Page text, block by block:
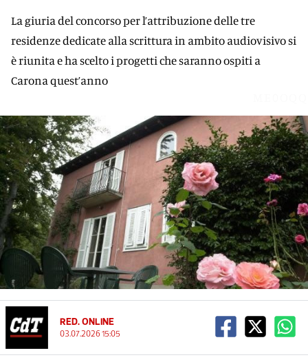
La giuria del concorso per l’attribuzione delle tre
residenze dedicate alla scrittura in ambito audiovisivo si
è riunita e ha scelto i progetti che saranno ospiti a
Carona quest’anno
RED. ONLINE
03.07.2026 15:05